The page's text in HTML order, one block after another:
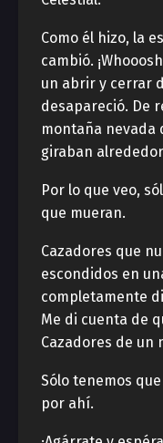
Como él hizo, la
cambió.
un abrir y cerrar
desapareció. De
montaña nevada
giraban
Por lo que veo,
que mueran.
Cazadores que
escondidos en
completamente
Me di cuenta de
Cazadores de un
Sólo tenemos
por ahí.